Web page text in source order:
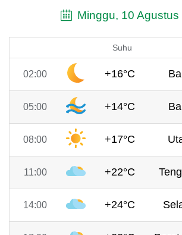
Minggu, 10 Agustus
Suhu
02:00 +16°C
05:00 +14°C
08:00 +17°C
11:00 +22°C
14:00 +24°C